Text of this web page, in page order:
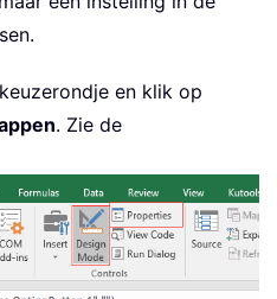
en klik op
. Zie de